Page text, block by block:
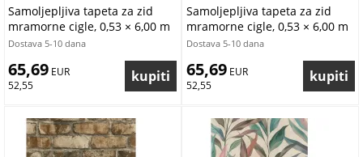
Samoljepljiva tapeta za zid
mramorne cigle, 0,53 × 6,00 m
Dostava 5-10 dana
65,69 EUR
52,55
Samoljepljiva tapeta za zid
mramorne cigle, 0,53 × 6,00 m
Dostava 5-10 dana
65,69 EUR
52,55